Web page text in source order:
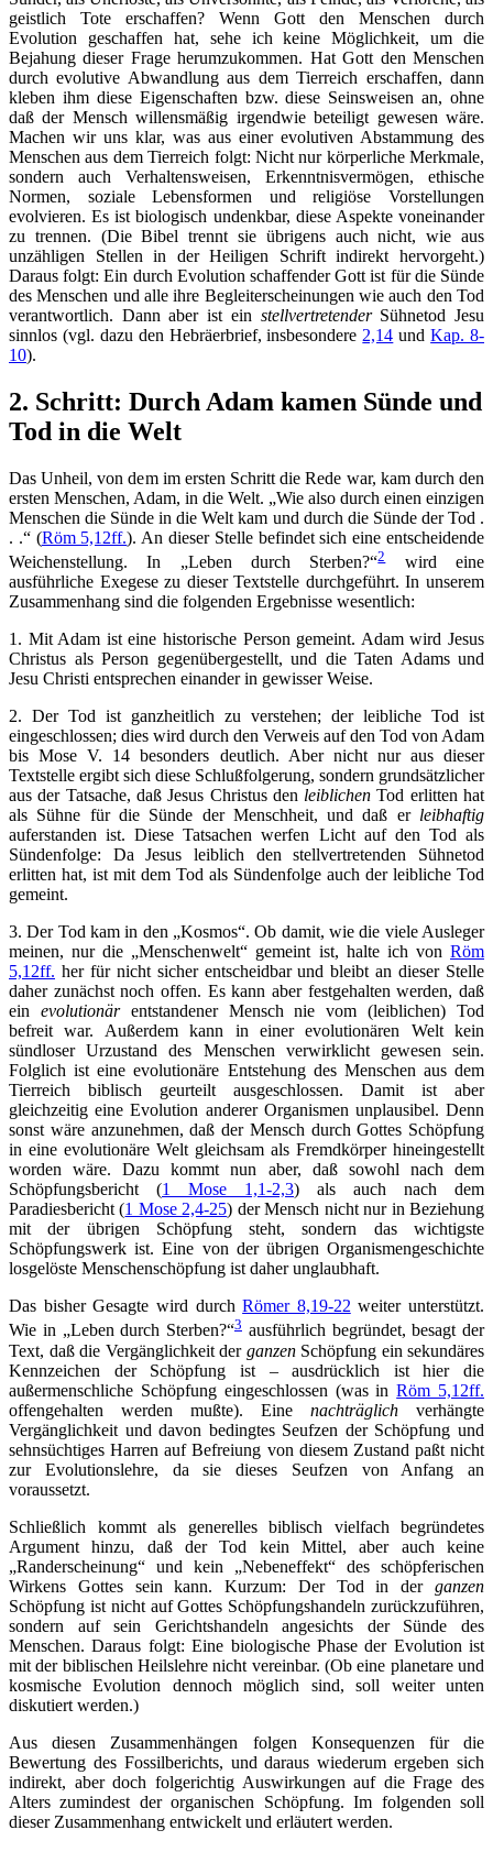
geistlich Tote erschaffen? Wenn Gott den Menschen durch
Evolution geschaffen hat, sehe ich keine Möglichkeit, um die
Bejahung dieser Frage herumzukommen. Hat Gott den Menschen
durch evolutive Abwandlung aus dem Tierreich erschaffen, dann
kleben ihm diese Eigenschaften bzw. diese Seinsweisen an, ohne
daß der Mensch willensmäßig irgendwie beteiligt gewesen wäre.
Machen wir uns klar, was aus einer evolutiven Abstammung des
Menschen aus dem Tierreich folgt: Nicht nur körperliche Merkmale,
sondern auch Verhaltensweisen, Erkenntnisvermögen, ethische
Normen, soziale Lebensformen und religiöse Vorstellungen
evolvieren. Es ist biologisch undenkbar, diese Aspekte voneinander
zu trennen. (Die Bibel trennt sie übrigens auch nicht, wie aus
unzähligen Stellen in der Heiligen Schrift indirekt hervorgeht.)
Daraus folgt: Ein durch Evolution schaffender Gott ist für die Sünde
des Menschen und alle ihre Begleiterscheinungen wie auch den Tod
verantwortlich. Dann aber ist ein stellvertretenderSühnetod Jesu
sinnlos (vgl. dazu den Hebräerbrief, insbesondere 2,14 undKap. 8-
10).
2. Schritt: Durch Adam kamen Sünde und
Tod in die Welt
Das Unheil, von dem im ersten Schritt die Rede war, kam durch den
ersten Menschen, Adam, in die Welt. „Wie also durch einen einzigen
Menschen die Sünde in die Welt kam und durch die Sünde der Tod .
. .“ (Röm 5,12ff.). An dieser Stelle befindet sich eine entscheidende
Weichenstellung. In „Leben durch Sterben?“2wird eine
ausführliche Exegese zu dieser Textstelle durchgeführt. In unserem
Zusammenhang sind die folgenden Ergebnisse wesentlich:
1. Mit Adam ist eine historische Person gemeint. Adam wird Jesus
Christus als Person gegenübergestellt, und die Taten Adams und
Jesu Christi entsprechen einander in gewisser Weise.
2. Der Tod ist ganzheitlich zu verstehen; der leibliche Tod ist
eingeschlossen; dies wird durch den Verweis auf den Tod von Adam
bis Mose V. 14 besonders deutlich. Aber nicht nur aus dieser
Textstelle ergibt sich diese Schlußfolgerung, sondern grundsätzlicher
aus der Tatsache, daß Jesus Christus den leiblichen Tod erlitten hat
als Sühne für die Sünde der Menschheit, und daß er leibhaftig
auferstanden ist. Diese Tatsachen werfen Licht auf den Tod als
Sündenfolge: Da Jesus leiblich den stellvertretenden Sühnetod
erlitten hat, ist mit dem Tod als Sündenfolge auch der leibliche Tod
gemeint.
3. Der Tod kam in den „Kosmos“. Ob damit, wie die viele Ausleger
meinen, nur die „Menschenwelt“ gemeint ist, halte ich von Röm
5,12ff. her für nicht sicher entscheidbar und bleibt an dieser Stelle
daher zunächst noch offen. Es kann aber festgehalten werden, daß
ein evolutionärentstandener Mensch nie vom (leiblichen) Tod
befreit war. Außerdem kann in einer evolutionären Welt kein
sündloser Urzustand des Menschen verwirklicht gewesen sein.
Folglich ist eine evolutionäre Entstehung des Menschen aus dem
Tierreich biblisch geurteilt ausgeschlossen. Damit ist aber
gleichzeitig eine Evolution anderer Organismen unplausibel. Denn
sonst wäre anzunehmen, daß der Mensch durch Gottes Schöpfung
in eine evolutionäre Welt gleichsam als Fremdkörper hineingestellt
worden wäre. Dazu kommt nun aber, daß sowohl nach dem
Schöpfungsbericht (1 Mose 1,1-2,3) als auch nach dem
Paradiesbericht (1 Mose 2,4-25) der Mensch nicht nur in Beziehung
mit der übrigen Schöpfung steht, sondern das wichtigste
Schöpfungswerk ist. Eine von der übrigen Organismengeschichte
losgelöste Menschenschöpfung ist daher unglaubhaft.
Das bisher Gesagte wird durchRömer 8,19-22 weiter unterstützt.
Wie in „Leben durch Sterben?“3 ausführlich begründet, besagt der
Text, daß die Vergänglichkeit der ganzen Schöpfung ein sekundäres
Kennzeichen der Schöpfung ist – ausdrücklich ist hier die
außermenschliche Schöpfung eingeschlossen (was inRöm 5,12ff.
offengehalten werden mußte). Eine nachträglich verhängte
Vergänglichkeit und davon bedingtes Seufzen der Schöpfung und
sehnsüchtiges Harren auf Befreiung von diesem Zustand paßt nicht
zur Evolutionslehre, da sie dieses Seufzen von Anfang an
voraussetzt.
Schließlich kommt als generelles biblisch vielfach begründetes
Argument hinzu, daß der Tod kein Mittel, aber auch keine
„Randerscheinung“ und kein „Nebeneffekt“ des schöpferischen
Wirkens Gottes sein kann. Kurzum: Der Tod in der ganzen
Schöpfung ist nicht auf Gottes Schöpfungshandeln zurückzuführen,
sondern auf sein Gerichtshandeln angesichts der Sünde des
Menschen. Daraus folgt: Eine biologische Phase der Evolution ist
mit der biblischen Heilslehre nicht vereinbar. (Ob eine planetare und
kosmische Evolution dennoch möglich sind, soll weiter unten
diskutiert werden.)
Aus diesen Zusammenhängen folgen Konsequenzen für die
Bewertung des Fossilberichts, und daraus wiederum ergeben sich
indirekt, aber doch folgerichtig Auswirkungen auf die Frage des
Alters zumindest der organischen Schöpfung. Im folgenden soll
dieser Zusammenhang entwickelt und erläutert werden.